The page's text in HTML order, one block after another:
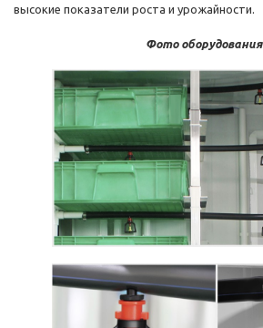
высокие показатели роста и урожайности.
Фото оборудования